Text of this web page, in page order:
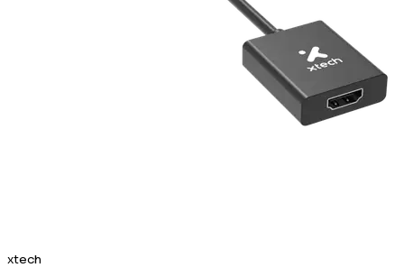
xtech